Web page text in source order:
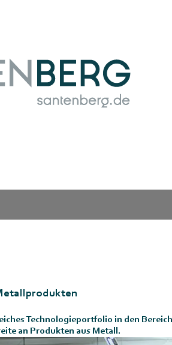
Technologieportfolio in den
an Produkten aus Metall.